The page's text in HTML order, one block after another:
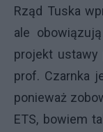
Rząd Tuska
ale
projekt ustawy
prof. Czarnka
ponieważ
ETS, bowiem